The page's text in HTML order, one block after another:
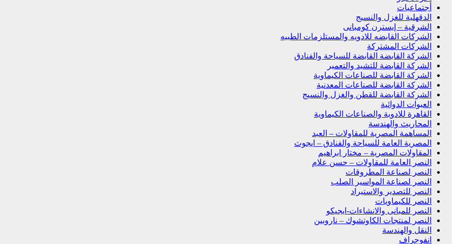
أجتماعيات
الدقهلية للغزل والنسيج
الشرقية – إيسترن كومبانى
الشركات القابضه للادويه والمستلزمات الطبيه
الشركات المشتركة
الشركة القابضة القابضة للسياحة والفنادق
الشركة القابضة للتشيد والتعمير
الشركة القابضة للصناعات الكيماوية
الشركة القابضة للصناعات المعدنية
الشركة القابضة للقطن والغزل والنسيج
العبوات الدوائية
القاهرة للادوية والصناعات الكيماوية
المحاريث والهندسة
المساهمة المصرية للمقاولات – العبد
المصرية العامة للسياحة والفنادق – ايجوث
المقاولات المصرية – مختار ابراهيم
النصر العامة للمقاولات – حسن علام
النصر لصناعة المطروقات
النصر لصناعة المواسير الصلب
النصر للتصدير والاستيراد
النصر للكيماويات
النصر للمبانى والانشاءات-ايجيكو
النصر لمنتجات الكاوتشوك – ناروبين
النقل والهندسة
انفوجراف